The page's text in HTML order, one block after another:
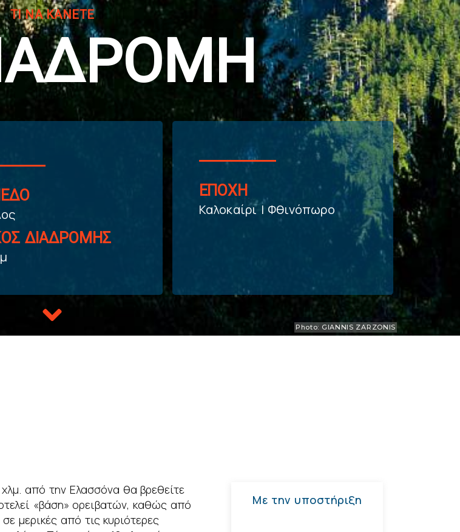
ΤΙ ΝΑ ΚΑΝΕΤΕ
ΔΙΑΔΡΟΜΗΣ
ΕΠΟΧΗ
Καλοκαίρι | Φθινόπωρο
Photo: GIANNIS ZARZONIS
από την Ελασσόνα θα βρεθείτε
«βάση» ορειβατών, καθώς από
μερικές από τις κυριότερες
Με την υποστήριξη